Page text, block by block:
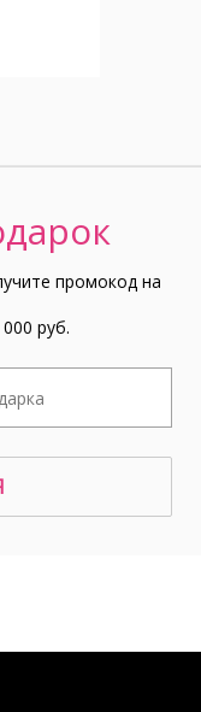
промокод на
руб.